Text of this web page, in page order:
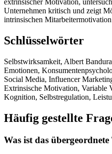
extrinsischer Motivation,
Unternehmen kritisch und zeigt
intrinsischen
Schlüsselwörter
Selbstwirksamkeit, Albert
Emotionen,
Social Media, Influencer
Extrinsische Motivation, Variable
Kognition, Selbstregulation,
Häufig gestellte
Was ist das